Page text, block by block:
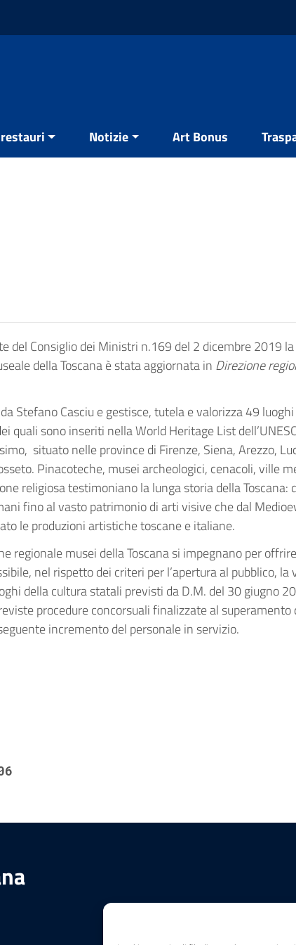
Notizie Art Bonus
del Consiglio dei Ministri n.169 del 2 dicembre 2019 la
della Toscana è stata aggiornata in Direzione
Stefano Casciu e gestisce, tutela e valorizza 49
quali sono inseriti nella World Heritage List
situato nelle province di Firenze, Siena, Arezzo,
Pinacoteche, musei archeologici, cenacoli, ville
religiosa testimoniano la lunga storia della Toscana:
fino al vasto patrimonio di arti visive che dal
le produzioni artistiche toscane e italiane.
regionale musei della Toscana si impegnano per
nel rispetto dei criteri per l’apertura al pubblico, la
della cultura statali previsti da D.M. del 30 giugno
procedure concorsuali finalizzate al superamento
incremento del personale in servizio.​